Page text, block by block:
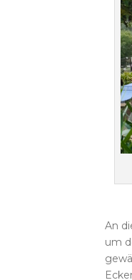
An
um